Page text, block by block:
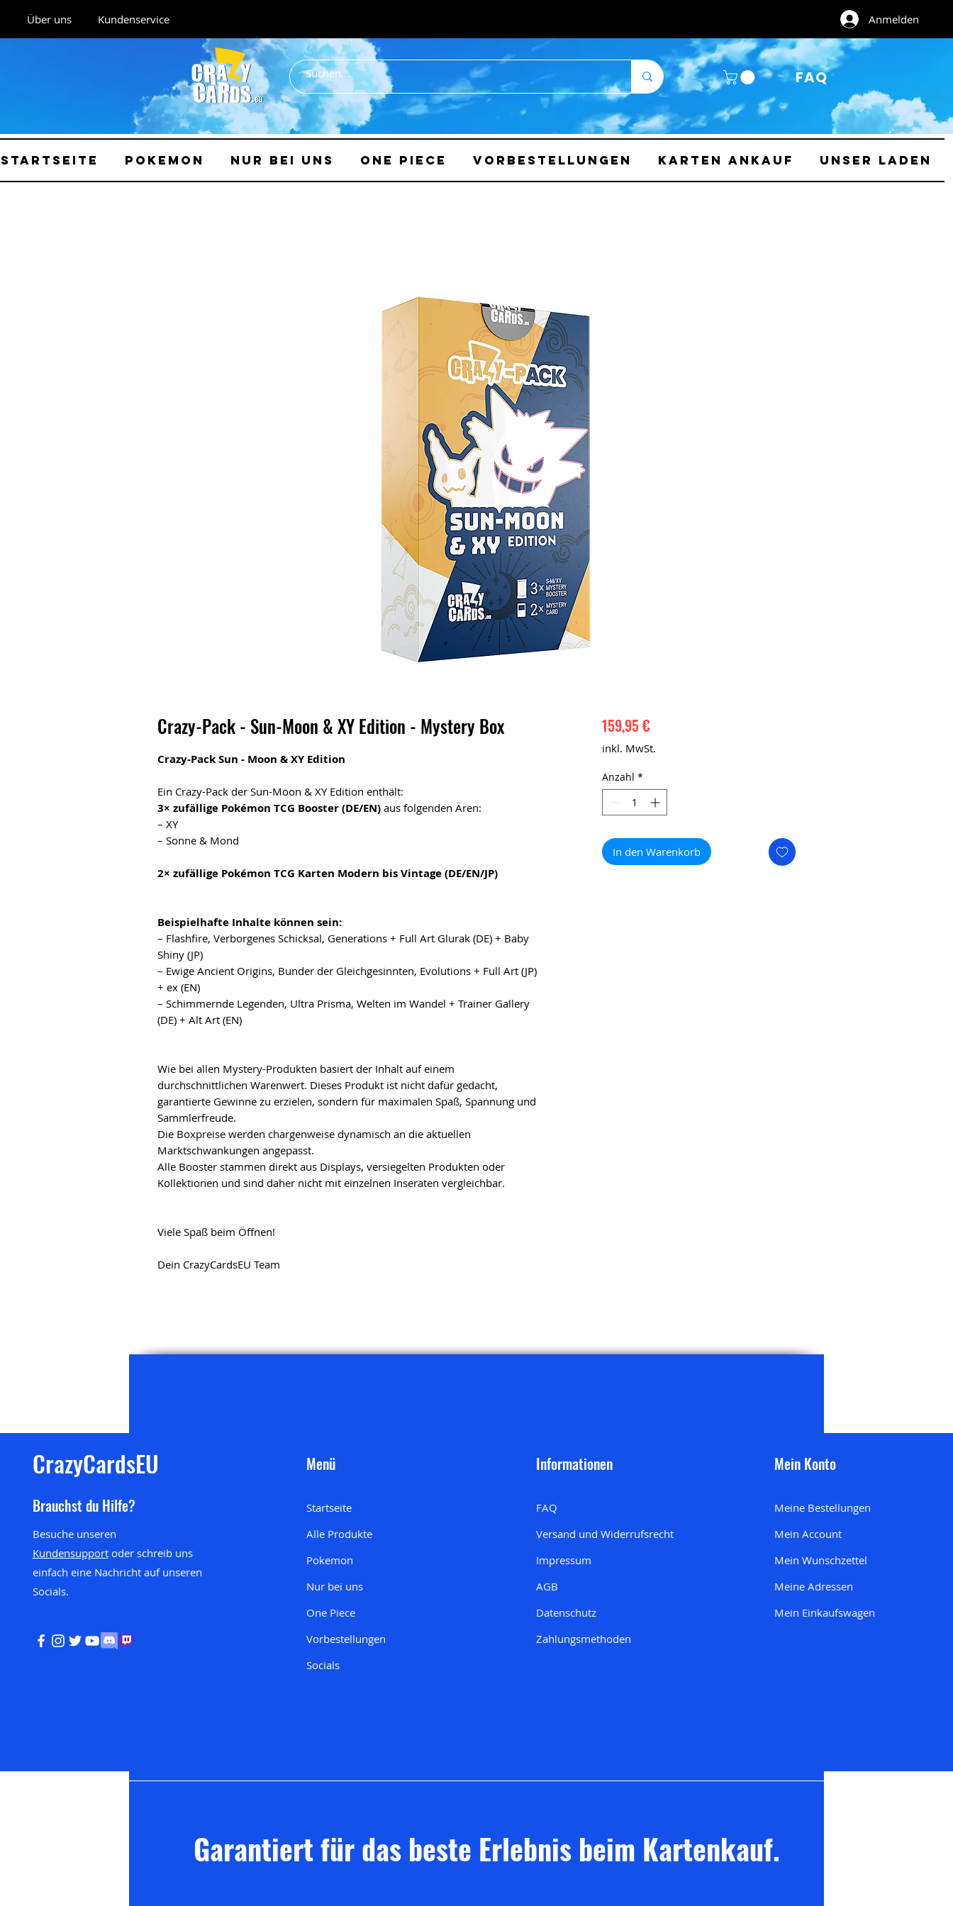
Über uns Kundenservice Anmelden
FAQ
Startseite Pokemon Nur bei uns One Piece Vorbestellungen Karten Ankauf Unser Laden
Crazy-Pack - Sun-Moon & XY Edition - Mystery Box
Crazy-Pack Sun - Moon & XY Edition
Ein Crazy-Pack der Sun-Moon & XY Edition enthält:
3× zufällige Pokémon TCG Booster (DE/EN) aus folgenden Ären:
– XY
– Sonne & Mond
2× zufällige Pokémon TCG Karten Modern bis Vintage (DE/EN/JP)
Beispielhafte Inhalte können sein:
– Flashfire, Verborgenes Schicksal, Generations + Full Art Glurak (DE) + Baby
Shiny (JP)
– Ewige Ancient Origins, Bunder der Gleichgesinnten, Evolutions + Full Art (JP)
+ ex (EN)
– Schimmernde Legenden, Ultra Prisma, Welten im Wandel + Trainer Gallery
(DE) + Alt Art (EN)
Wie bei allen Mystery-Produkten basiert der Inhalt auf einem
durchschnittlichen Warenwert. Dieses Produkt ist nicht dafür gedacht,
garantierte Gewinne zu erzielen, sondern für maximalen Spaß, Spannung und
Sammlerfreude.
Die Boxpreise werden chargenweise dynamisch an die aktuellen
Marktschwankungen angepasst.
Alle Booster stammen direkt aus Displays, versiegelten Produkten oder
Kollektionen und sind daher nicht mit einzelnen Inseraten vergleichbar.
Viele Spaß beim Öffnen!
Dein CrazyCardsEU Team
159,95 €Preis
inkl. MwSt.
Anzahl *
In den Warenkorb
CrazyCardsEU
Brauchst du Hilfe?
Besuche unseren
Kundensupportoder schreib uns
einfach eine Nachricht auf unseren
Socials.
Menü
Startseite
Alle Produkte
Pokemon
Nur bei uns
One Piece
Vorbestellungen
Socials
Informationen
FAQ
Versand und Widerrufsrecht
Impressum
AGB
Datenschutz
Zahlungsmethoden
Mein Konto
Meine Bestellungen
Mein Account
Mein Wunschzettel
Meine Adressen
Mein Einkaufswagen
Garantiert für das beste Erlebnis beim Kartenkauf.